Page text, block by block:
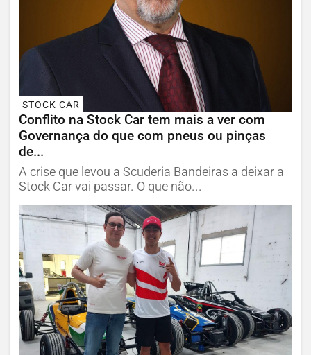
STOCK CAR
Conflito na Stock Car tem mais a ver com
Governança do que com pneus ou pinças
de...
A crise que levou a Scuderia Bandeiras a deixar a
Stock Car vai passar. O que não...